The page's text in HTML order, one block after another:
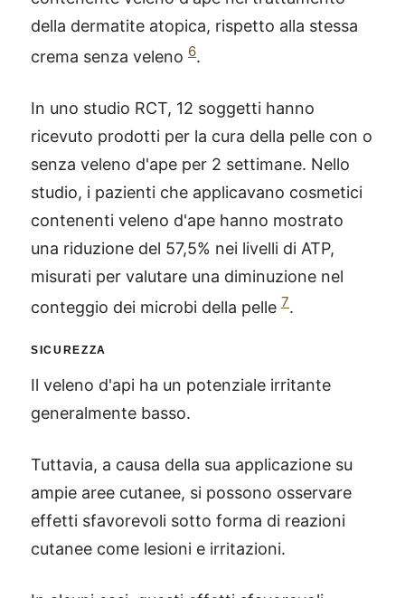
della dermatite atopica, rispetto alla stessa
crema senza veleno 6.
In uno studio RCT, 12 soggetti hanno
ricevuto prodotti per la cura della pelle con o
senza veleno d'ape per 2 settimane. Nello
studio, i pazienti che applicavano cosmetici
contenenti veleno d'ape hanno mostrato
una riduzione del 57,5% nei livelli di ATP,
misurati per valutare una diminuzione nel
conteggio dei microbi della pelle 7.
SICUREZZA
Il veleno d'api ha un potenziale irritante
generalmente basso.
Tuttavia, a causa della sua applicazione su
ampie aree cutanee, si possono osservare
effetti sfavorevoli sotto forma di reazioni
cutanee come lesioni e irritazioni.